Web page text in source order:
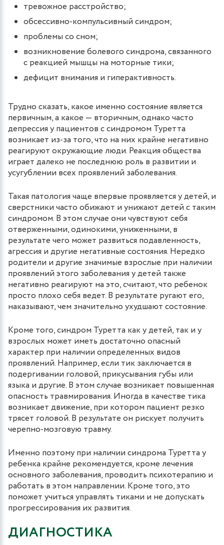
тревожное расстройство;
обсессивно-компульсивный синдром;
проблемы со сном;
возникновение болевого синдрома, связанного
с реакцией мышцы на моторные тики;
дефицит внимания и гиперактивность.
Трудно сказать, какое именно состояние является
первичным, а какое — вторичным, однако часто
депрессия у пациентов с синдромом Туретта
возникает из-за того, что на них крайне негативно
реагируют окружающие люди. Реакция общества
играет далеко не последнюю роль в развитии и
усугублении всех проявлений заболевания.
Такая патология чаще впервые проявляется у детей, и
сверстники часто обижают и унижают детей с таким
синдромом. В этом случае они чувствуют себя
отверженными, одинокими, униженными, в
результате чего может развиться подавленность,
агрессия и другие негативные состояния. Нередко
родители и другие значимые взрослые при наличии
проявлений этого заболевания у детей также
негативно реагируют на это, считают, что ребенок
просто плохо себя ведет. В результате ругают его,
наказывают, чем значительно ухудшают состояние.
Кроме того, синдром Туретта как у детей, так и у
взрослых может иметь достаточно опасный
характер при наличии определенных видов
проявлений. Например, если тик заключается в
подергивании головой, прикусывания губы или
языка и другие. В этом случае возникает повышенная
опасность травмирования. Иногда в качестве тика
возникает движение, при котором пациент резко
трясет головой. В результате он рискует получить
черепно-мозговую травму.
Именно поэтому при наличии синдрома Туретта у
ребенка крайне рекомендуется, кроме лечения
основного заболевания, проводить психотерапию и
работать в этом направлении. Кроме того, это
поможет учиться управлять тиками и не допускать
прогрессирования их развития.
ДИАГНОСТИКА